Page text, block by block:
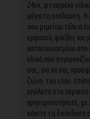
24εκ, φτιαγμένο
μέγιστη απόλαυση.
που μιμείται τέλεια
εμφανείς φλέβες και
κατασκευασμένο απο
υλικά που
σας, για να σας
ζώνη του είναι
απόλυτα στα
χρησιμοποιήσετε, με
κάνετε τη διείσδυση